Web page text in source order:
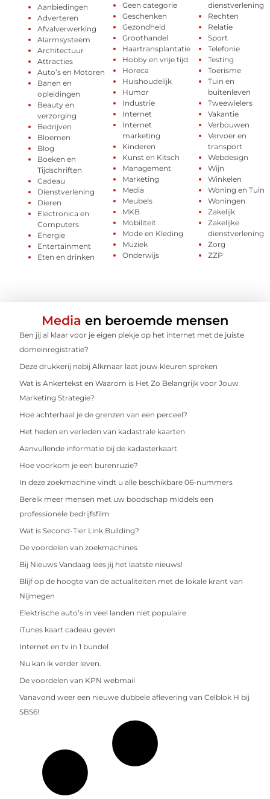
Aanbiedingen
Adverteren
Afvalverwerking
Alarmsysteem
Architectuur
Attracties
Auto’s en Motoren
Banen en
opleidingen
Beauty en
verzorging
Bedrijven
Bloemen
Blog
Boeken en
Tijdschriften
Cadeau
Dienstverlening
Dieren
Electronica en
Computers
Energie
Entertainment
Eten en drinken
Geen categorie
Geschenken
Gezondheid
Groothandel
Haartransplantatie
Hobby en vrije tijd
Horeca
Huishoudelijk
Humor
Industrie
Internet
Internet
marketing
Kinderen
Kunst en Kitsch
Management
Marketing
Media
Meubels
MKB
Mobiliteit
Mode en Kleding
Muziek
Onderwijs
dienstverlening
Rechten
Relatie
Sport
Telefonie
Testing
Toerisme
Tuin en
buitenleven
Tweewielers
Vakantie
Verbouwen
Vervoer en
transport
Webdesign
Wijn
Winkelen
Woning en Tuin
Woningen
Zakelijk
Zakelijke
dienstverlening
Zorg
ZZP
Media en beroemde mensen
Ben jij al klaar voor je eigen plekje op het internet met de juiste
domeinregistratie?
Deze drukkerij nabij Alkmaar laat jouw kleuren spreken
Wat is Ankertekst en Waarom is Het Zo Belangrijk voor Jouw
Marketing Strategie?
Hoe achterhaal je de grenzen van een perceel?
Het heden en verleden van kadastrale kaarten
Aanvullende informatie bij de kadasterkaart
Hoe voorkom je een burenruzie?
In deze zoekmachine vindt u alle beschikbare 06-nummers
Bereik meer mensen met uw boodschap middels een
professionele bedrijfsfilm
Wat is Second-Tier Link Building?
De voordelen van zoekmachines
Bij Nieuws Vandaag lees jij het laatste nieuws!
Blijf op de hoogte van de actualiteiten met de lokale krant van
Nijmegen
Elektrische auto’s in veel landen niet populaire
iTunes kaart cadeau geven
Internet en tv in 1 bundel
Nu kan ik verder leven.
De voordelen van KPN webmail
Vanavond weer een nieuwe dubbele aflevering van Celblok H bij
SBS6!